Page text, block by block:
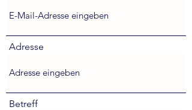
Adresse
Betreff